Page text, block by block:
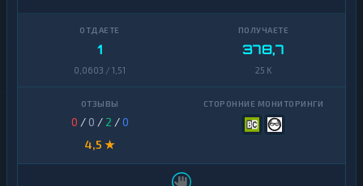
1
0,0603 / 1,51
378,7
25 K
0 / 0 / 2 /0
4,5 ★